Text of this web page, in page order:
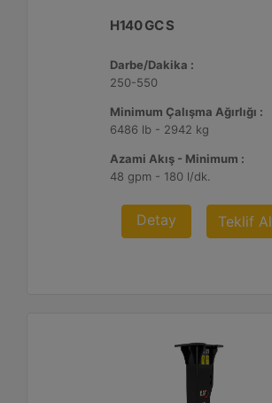
H140 GC S
Darbe/Dakika :
250-550
Minimum Çalışma Ağırlığı :
6486 lb - 2942 kg
Azami Akış - Minimum :
48 gpm - 180 l/dk.
Detay Teklif Al